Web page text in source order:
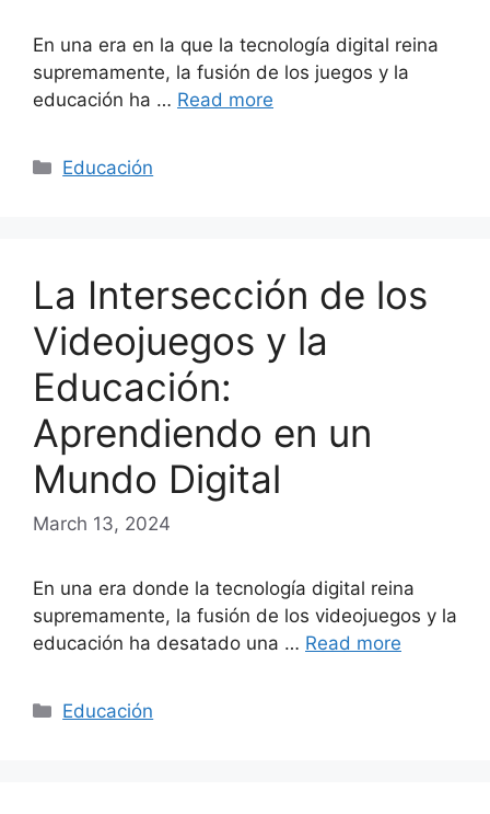
En una era en la que la tecnología digital reina
supremamente, la fusión de los juegos y la
educación ha … Read more
Categories
Educación
La Intersección de los
Videojuegos y la
Educación:
Aprendiendo en un
Mundo Digital
March 13, 2024
En una era donde la tecnología digital reina
supremamente, la fusión de los videojuegos y la
educación ha desatado una … Read more
Categories
Educación